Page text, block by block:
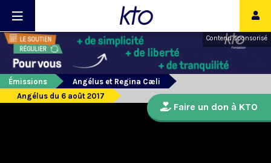
Contenu sponsorisé
Émissions
Angélus et Regina Cæli
Angélus du 6 août 2017
Faire un don à KTO